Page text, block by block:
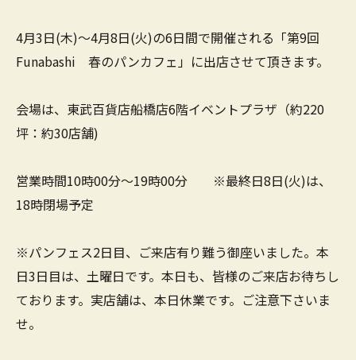
4月3日(木)～4月8日(火)の6日間で開催される「第9回
Funabashi 春のパンカフェ」に出店させて頂きます。
会場は、東武百貨店船橋店6階イベントプラザ（約220
坪：約30店舗)
営業時間10時00分～19時00分 ※最終日8日(火)は、
18時閉場予定
※パンフェス2日目、ご来店有り難う御座いました。本
日3日目は、土曜日です。本日も、皆様のご来店お待ちし
ております。実店舗は、本日休業です。ご注意下さいま
せ。